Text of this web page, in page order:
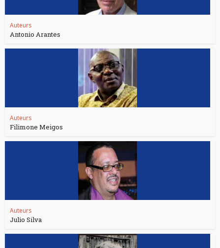
Auteurs
Antonio Arantes
Auteurs
Filimone Meigos
Auteurs
Julio Silva